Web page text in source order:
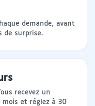
demande, avant
de surprise.
recevez un
et réglez à 30